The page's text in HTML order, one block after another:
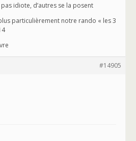
idiote, d’autres se la posent
particulièrement notre rando « les 3
#14905